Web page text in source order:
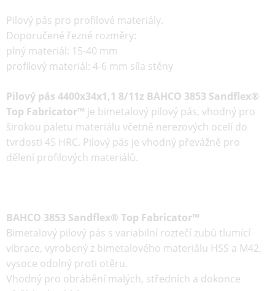
Pilový pás pro profilové materiály.
Doporučené řezné rozměry:
plný materiál: 15-40 mm
profilový materiál: 4-6 mm síla stěny
Pilový pás 4400x34x1,1 8/11z BAHCO 3853 Sandflex®
Top Fabricator™ je bimetalový pilový pás, vhodný pro
širokou paletu materiálu včetně nerezových ocelí do
tvrdosti 45 HRC. Pilový pás je vhodný převážně pro
dělení profilových materiálů.
BAHCO 3853 Sandflex® Top Fabricator™
Bimetalový pilový pás s variabilní roztečí zubů tlumící
vibrace, vyrobený z bimetalového materiálu HSS a M42,
vysoce odolný proti otěru.
Vhodný pro obrábění malých, středních a dokonce